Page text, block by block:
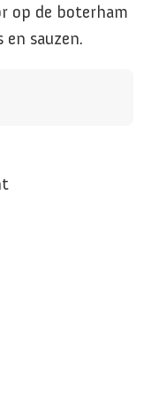
op de boterham
en sauzen.